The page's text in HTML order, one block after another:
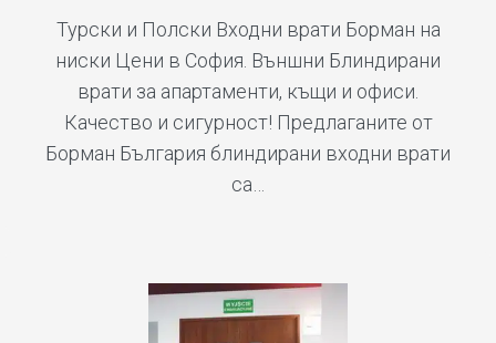
Турски и Полски Входни врати Борман на
ниски Цени в София. Външни Блиндирани
врати за апартаменти, къщи и офиси.
Качество и сигурност! Предлаганите от
Борман България блиндирани входни врати
са…